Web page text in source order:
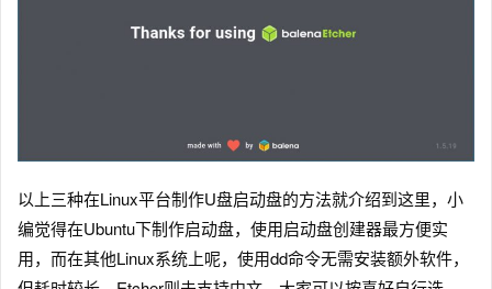
以上三种在Linux平台制作U盘启动盘的方法就介绍到这里，小
编觉得在Ubuntu下制作启动盘，使用启动盘创建器最方便实
用，而在其他Linux系统上呢，使用dd命令无需安装额外软件，